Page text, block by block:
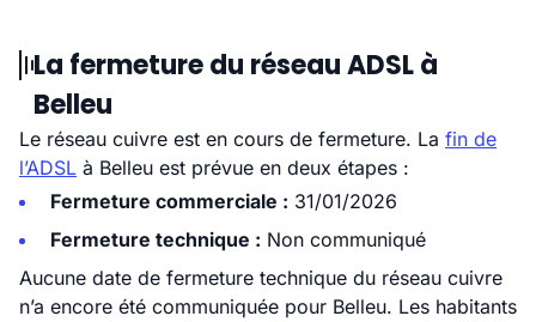
La fermeture du réseau ADSL à
Belleu
Le réseau cuivre est en cours de fermeture. La fin de
l’ADSL à Belleu est prévue en deux étapes :
Fermeture commerciale : 31/01/2026
Fermeture technique : Non communiqué
Aucune date de fermeture technique du réseau cuivre
n’a encore été communiquée pour Belleu. Les habitants